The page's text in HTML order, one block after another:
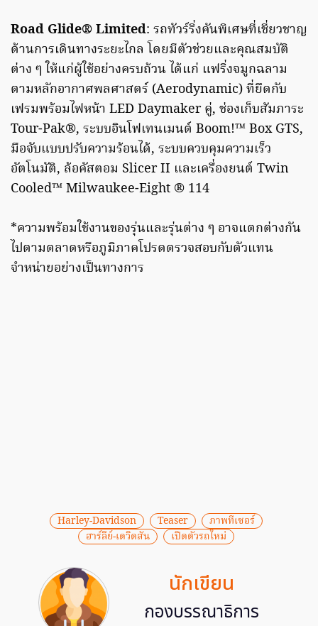
Road Glide® Limited: รถทัวร์ริ่งคันพิเศษที่เชี่ยวชาญ
ด้านการเดินทางระยะไกล โดยมีตัวช่วยและคุณสมบัติ
ต่าง ๆ ให้แก่ผู้ใช้อย่างครบถ้วน ได้แก่ แฟริ่งจมูกฉลาม
ตามหลักอากาศพลศาสตร์ (Aerodynamic) ที่ยึดกับ
เฟรมพร้อมไฟหน้า LED Daymaker คู่, ช่องเก็บสัมภาระ
Tour-Pak®, ระบบอินโฟเทนเมนต์ Boom!™ Box GTS,
มือจับแบบปรับความร้อนได้, ระบบควบคุมความเร็ว
อัตโนมัติ, ล้อคัสตอม Slicer II และเครื่องยนต์ Twin
Cooled™ Milwaukee-Eight ® 114
*ความพร้อมใช้งานของรุ่นและรุ่นต่าง ๆ อาจแตกต่างกัน
ไปตามตลาดหรือภูมิภาคโปรดตรวจสอบกับตัวแทน
จำหน่ายอย่างเป็นทางการ
Harley-Davidson Teaser
ภาพทีเซอร์
ฮาร์ลีย์-เดวิดสัน
เปิดตัวรถใหม่
นักเขียน
กองบรรณาธิการ